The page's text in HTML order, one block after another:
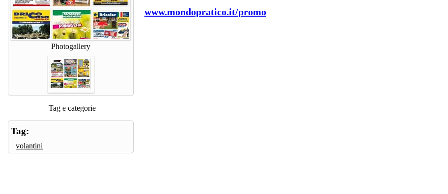
Photogallery
Tag e categorie
Tag:
volantini
www.mondopratico.it/promo